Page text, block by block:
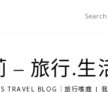
– 旅行.生
TRAVEL BLOG｜旅行嗜癮 | 我